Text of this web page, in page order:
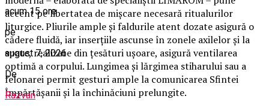
accent pe libertatea de mișcare necesară ritualurilor
liturgice. Pliurile ample și faldurile atent dozate asigură o
cădere fluidă, iar inserțiile ascunse în zonele axilelor și la
spate, realizate din țesături ușoare, asigură ventilarea
optimă a corpului. Lungimea și lărgimea stiharului sau a
felonarei permit gesturi ample la comunicarea Sfintei
Împărtășanii și la închinăciuni prelungite.
acum 15 ore
pe
august 7, 2026
De
Razvan